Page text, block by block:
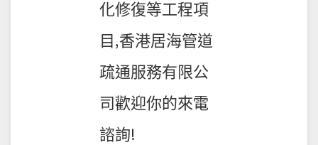
化修復等工程項
目,香港居海管道
疏通服務有限公
司歡迎你的來電
諮詢!